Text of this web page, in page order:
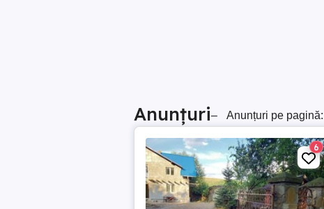
Anunțuri– Anunțuri pe pagină:
6